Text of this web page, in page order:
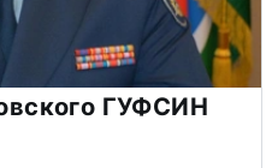
ГУФСИН